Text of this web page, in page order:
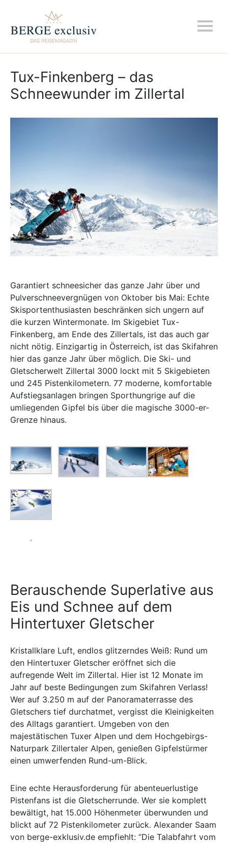
Tux-Finkenberg – das
Schneewunder im Zillertal
Garantiert schneesicher das ganze Jahr über und
Pulverschneevergnügen von Oktober bis Mai: Echte
Skisportenthusiasten beschränken sich ungern auf
die kurzen Wintermonate. Im Skigebiet Tux-
Finkenberg, am Ende des Zillertals, ist das auch gar
nicht nötig. Einzigartig in Österreich, ist das Skifahren
hier das ganze Jahr über möglich. Die Ski- und
Gletscherwelt Zillertal 3000 lockt mit 5 Skigebieten
und 245 Pistenkilometern. 77 moderne, komfortable
Aufstiegsanlagen bringen Sporthungrige auf die
umliegenden Gipfel bis über die magische 3000-er-
Grenze hinaus.
Berauschende Superlative aus
Eis und Schnee auf dem
Hintertuxer Gletscher
Kristallklare Luft, endlos glitzerndes Weiß: Rund um
den Hintertuxer Gletscher eröffnet sich die
aufregende Welt im Zillertal. Hier ist 12 Monate im
Jahr auf beste Bedingungen zum Skifahren Verlass!
Wer auf 3.250 m auf der Panoramaterrasse des
Gletschers tief durchatmet, vergisst die Kleinigkeiten
des Alltags garantiert. Umgeben von den
majestätischen Tuxer Alpen und dem Hochgebirgs-
Naturpark Zillertaler Alpen, genießen Gipfelstürmer
einen umwerfenden Rund-um-Blick.
Eine echte Herausforderung für abenteuerlustige
Pistenfans ist die Gletscherrunde. Wer sie komplett
bewältigt, hat 15.000 Höhenmeter überwunden und
blickt auf 72 Pistenkilometer zurück. Alexander Saam
von berge-exklusiv.de empfiehlt: “Die Talabfahrt vom